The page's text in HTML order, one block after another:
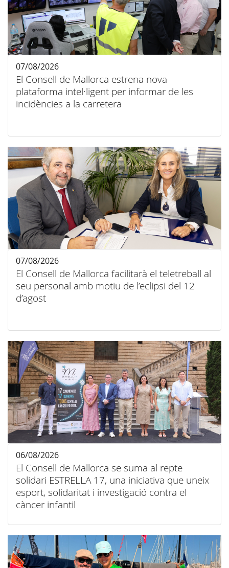
El Consell de Mallorca estrena nova
plataforma intel·ligent per informar de les
incidències a la carretera
07/08/2026
El Consell de Mallorca facilitarà el teletreball al
seu personal amb motiu de l’eclipsi del 12
d’agost
07/08/2026
El Consell de Mallorca se suma al repte
solidari ESTRELLA 17, una iniciativa que uneix
esport, solidaritat i investigació contra el
càncer infantil
06/08/2026